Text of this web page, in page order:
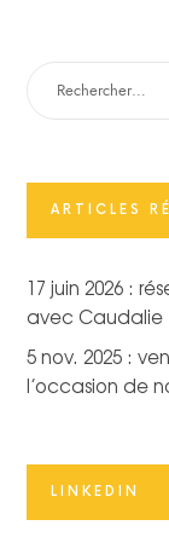
RECHERCHER :
ARTICLES
17 juin 2026 :
avec Caudalie
5 nov. 2025 :
l’occasion de
LINKEDIN